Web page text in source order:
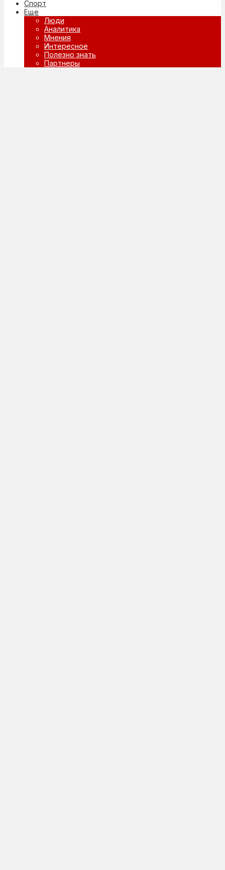
Спорт
Еще
Люди
Аналитика
Мнения
Интересное
Полезно знать
Партнеры